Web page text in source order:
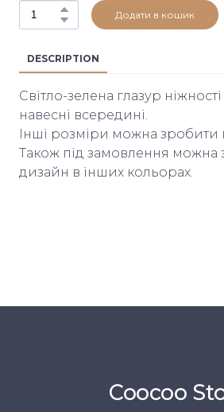
Додати в кошик
DESCRIPTION
Світло-зелена глазур
навесні всередині.
Інші розміри можна зробити
Також під замовлення можна
дизайн в інших кольорах.
Coocoo